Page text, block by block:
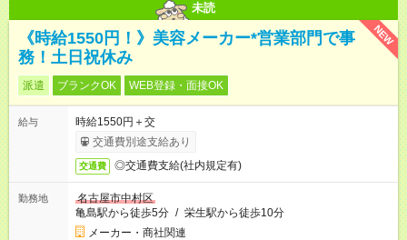
未読
NEW
《時給1550円！》美容メーカー*営業部門で事
務！土日祝休み
派遣 ブランクOK WEB登録・面接OK
給与
時給1550円＋交
交通費別途支給あり
交通費 ◎交通費支給(社内規定有)
勤務地
名古屋市中村区
亀島駅から徒歩5分 / 栄生駅から徒歩10分
メーカー・商社関連